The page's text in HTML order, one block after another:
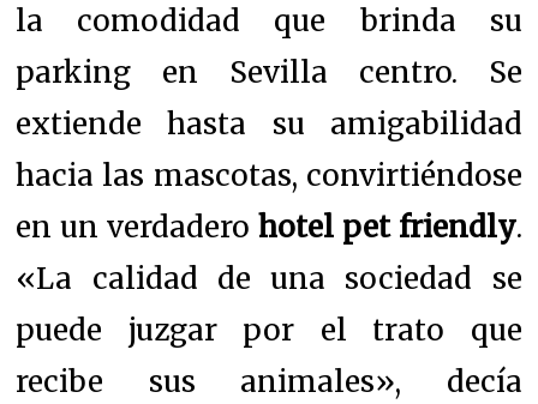
la comodidad que brinda su
parking en Sevilla centro. Se
extiende hasta su amigabilidad
hacia las mascotas, convirtiéndose
en un verdadero hotel pet friendly.
«La calidad de una sociedad se
puede juzgar por el trato que
recibe sus animales», decía